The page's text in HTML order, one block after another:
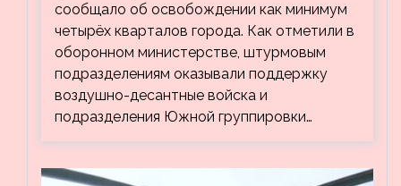
сообщало об освобождении как минимум
четырёх кварталов города. Как отметили в
оборонном министерстве, штурмовым
подразделениям оказывали поддержку
воздушно-десантные войска и
подразделения Южной группировки…